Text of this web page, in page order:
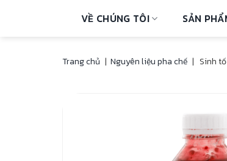
VỀ CHÚNG TÔI SẢN
Trang chủ | Nguyên liệu pha chế | Sinh